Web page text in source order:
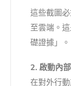
這些截圖
至雲端。
礎證據」。
2. 啟動內
在對外行